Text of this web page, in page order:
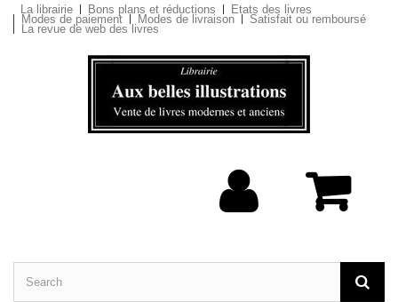
La librairie Bons plans et réductions Etats des livres
Modes de paiement Modes de livraison Satisfait ou remboursé
La revue de web des livres